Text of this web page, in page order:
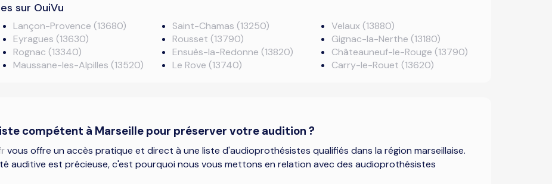
sur OuiVu
Lançon-Provence (13680)
Eyragues (13630)
Rognac (13340)
Maussane-les-Alpilles (13520)
Saint-Chamas (13250)
Rousset (13790)
Ensuès-la-Redonne (13820)
Le Rove (13740)
Velaux (13880)
Gignac-la-Nerthe (13180)
Châteauneuf-le-Rouge (13790)
Carry-le-Rouet (13620)
compétent à Marseille pour préserver votre audition ?
vous offre un accès pratique et direct à une liste d'audioprothésistes qualifiés dans la région marseillaise.
auditive est précieuse, c'est pourquoi nous vous mettons en relation avec des audioprothésistes